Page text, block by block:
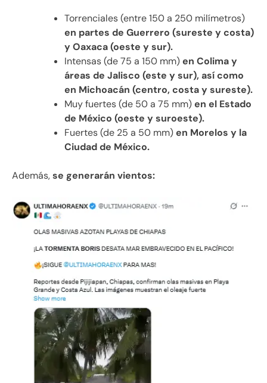
Torrenciales (entre 150 a 250 milímetros)
en partes de Guerrero (sureste y costa)
y Oaxaca (oeste y sur).
Intensas (de 75 a 150 mm)en Colima y
áreas de Jalisco (este y sur), así como
en Michoacán (centro, costa y sureste).
Muy fuertes (de 50 a 75 mm)en el Estado
de México (oeste y suroeste).
Fuertes (de 25 a 50 mm)en Morelos y la
Ciudad de México.
Además,se generarán vientos: